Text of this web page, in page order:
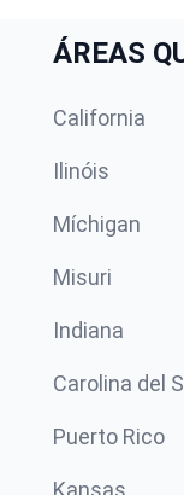
ÁREAS
California
Ilinóis
Míchigan
Misuri
Indiana
Carolina del
Puerto Rico
Kansas